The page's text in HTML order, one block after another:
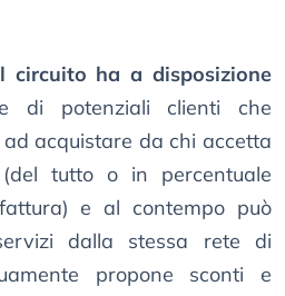
circuito ha a disposizione
di potenziali clienti che
acquistare da chi accetta
tutto o in percentuale
e al contempo può
dalla stessa rete di
propone sconti e